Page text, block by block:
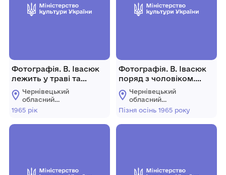
Фотографія. В. Івасюк
лежить у траві та
дивиться вгору. 1965
рік.
Чернівецький
обласний
меморіальний музей
Володимира Івасюка
1965 рік
Фотографія. В. Івасюк
поряд з чоловіком.
Пізня осінь 1965 року.
Чернівецький
обласний
меморіальний музей
Володимира Івасюка
Пізня осінь 1965 року